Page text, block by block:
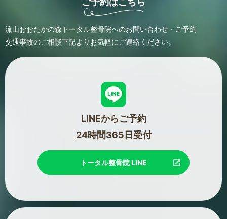
流山おおたかの森トータル整骨院へのお問い合わせ・ご予約
交通事故のご相談下記よりお気軽にご連絡ください。
LINEからご予約
24時間365日受付
トータル整骨院 LINE